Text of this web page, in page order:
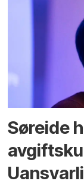
Søreide